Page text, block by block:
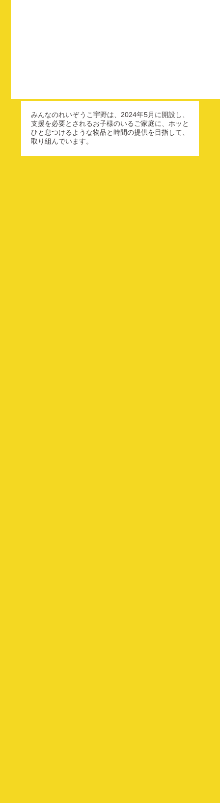
みんなのれいぞうこ宇野は、2024年5月に開設し、
支援を必要とされるお子様のいるご家庭に、ホッと
ひと息つけるような物品と時間の提供を目指して、
取り組んでいます。